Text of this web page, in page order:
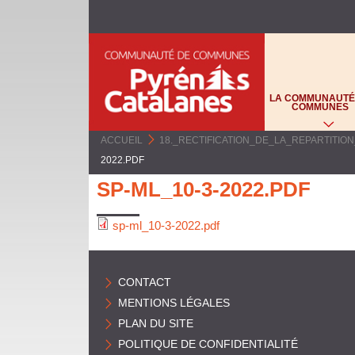
C
M
M
U
N
A
T
É
D
LA
COMMUNES
ACCUEIL >
2022.PDF
SP-ML_10-3-2022.PDF
sp-ml_10-3-2022.pdf
CONTACT
MENTIONS LÉGALES
PLAN DU SITE
POLITIQUE DE CONFIDENTIALITÉ